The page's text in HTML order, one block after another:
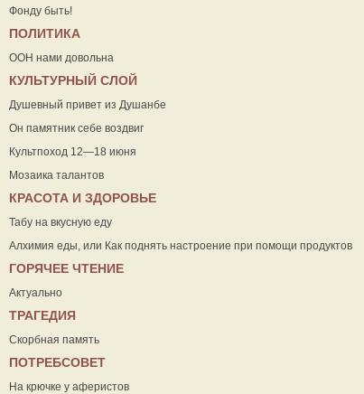
Фонду быть!
ПОЛИТИКА
ООН нами довольна
КУЛЬТУРНЫЙ СЛОЙ
Душевный привет из Душанбе
Он памятник себе воздвиг
Культпоход 12—18 июня
Мозаика талантов
КРАСОТА И ЗДОРОВЬЕ
Табу на вкусную еду
Алхимия еды, или Как поднять настроение при помощи продуктов
ГОРЯЧЕЕ ЧТЕНИЕ
Актуально
ТРАГЕДИЯ
Скорбная память
ПОТРЕБСОВЕТ
На крючке у аферистов